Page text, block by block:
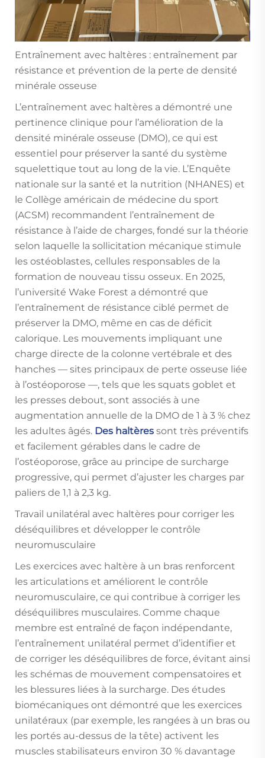
Entraînement avec haltères : entraînement par
résistance et prévention de la perte de densité
minérale osseuse
L’entraînement avec haltères a démontré une
pertinence clinique pour l’amélioration de la
densité minérale osseuse (DMO), ce qui est
essentiel pour préserver la santé du système
squelettique tout au long de la vie. L’Enquête
nationale sur la santé et la nutrition (NHANES) et
le Collège américain de médecine du sport
(ACSM) recommandent l’entraînement de
résistance à l’aide de charges, fondé sur la théorie
selon laquelle la sollicitation mécanique stimule
les ostéoblastes, cellules responsables de la
formation de nouveau tissu osseux. En 2025,
l’université Wake Forest a démontré que
l’entraînement de résistance ciblé permet de
préserver la DMO, même en cas de déficit
calorique. Les mouvements impliquant une
charge directe de la colonne vertébrale et des
hanches — sites principaux de perte osseuse liée
à l’ostéoporose —, tels que les squats goblet et
les presses debout, sont associés à une
augmentation annuelle de la DMO de 1 à 3 % chez
les adultes âgés. Des haltères sont très préventifs
et facilement gérables dans le cadre de
l’ostéoporose, grâce au principe de surcharge
progressive, qui permet d’ajuster les charges par
paliers de 1,1 à 2,3 kg.
Travail unilatéral avec haltères pour corriger les
déséquilibres et développer le contrôle
neuromusculaire
Les exercices avec haltère à un bras renforcent
les articulations et améliorent le contrôle
neuromusculaire, ce qui contribue à corriger les
déséquilibres musculaires. Comme chaque
membre est entraîné de façon indépendante,
l’entraînement unilatéral permet d’identifier et
de corriger les déséquilibres de force, évitant ainsi
les schémas de mouvement compensatoires et
les blessures liées à la surcharge. Des études
biomécaniques ont démontré que les exercices
unilatéraux (par exemple, les rangées à un bras ou
les portés au-dessus de la tête) activent les
muscles stabilisateurs environ 30 % davantage